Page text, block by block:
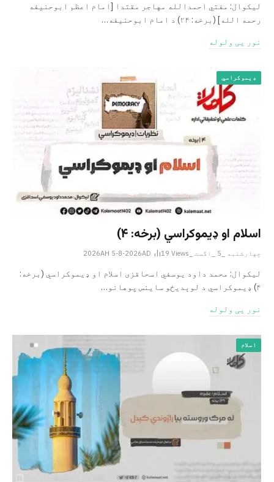
لیکوال: مفتي احمدالله مهاجر مقتدا [امام اعظم ابوحنیفه
رحمه الله‎] (برخه: ۲۴) د امام ابوحنيفه…
نور یی ولوله
ډیموکراسي
اسلام او ډیموکراسي (برخه: ۴)
چهارشنبه _5 _اگست _2026AH 5-8-2026AD 19 Views
لیکوال: محمد داود یوسفي اسحاقزی اسلام او ډیموکراسي (برخه:
۴) ډیموکراسي د لوېدیځو ساینس پوهانو…
نور یی ولوله
اسلام